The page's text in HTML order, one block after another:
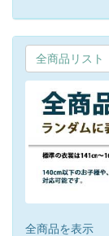
全商品リスト
全商品を表示